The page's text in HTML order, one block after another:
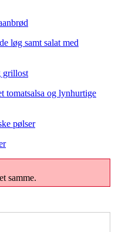
løg samt salat med
grillost
tomatsalsa og lynhurtige
pølser
samme.